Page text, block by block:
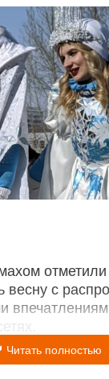
весну с
Читать полностью